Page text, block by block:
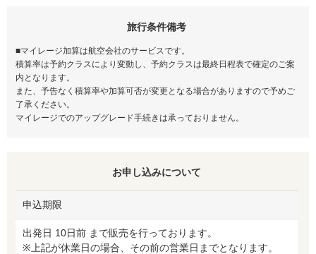
旅行条件備考
■マイレージ加算は航空会社のサービスです。
積算率は予約クラスにより変動し、予約クラスは最終日程表で確定のご案
内となります。
また、予告なく積算率や加算可否が変更となる場合がありますので予めご
了承ください。
マイレージでのアップグレード手続きは承っておりません。
お申し込みについて
申込期限
出発日 10日前 まで販売を行っております。
※上記が休業日の場合、その前の営業日までとなります。